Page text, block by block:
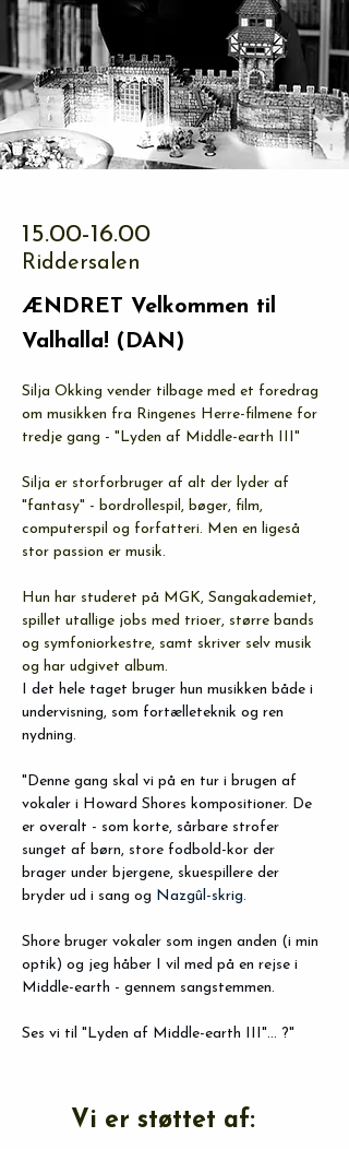
15.00-16.00
Riddersalen
ÆNDRET Velkommen til
Valhalla! (DAN)
Silja Okking vender tilbage med et foredrag
om musikken fra Ringenes Herre-filmene for
tredje gang - "Lyden af Middle-earth III"
Silja er storforbruger af alt der lyder af
"fantasy" - bordrollespil, bøger, film,
computerspil og forfatteri. Men en ligeså
stor passion er musik.
Hun har studeret på MGK, Sangakademiet,
spillet utallige jobs med trioer, større bands
og symfoniorkestre, samt skriver selv musik
og har udgivet album.
I det hele taget bruger hun musikken både i
undervisning, som fortælleteknik og ren
nydning.
"Denne gang skal vi på en tur i brugen af
vokaler i Howard Shores kompositioner. De
er overalt - som korte, sårbare strofer
sunget af børn, store fodbold-kor der
brager under bjergene, skuespillere der
bryder ud i sang og Nazgûl-skrig.
Shore bruger vokaler som ingen anden (i min
optik) og jeg håber I vil med på en rejse i
Middle-earth - gennem sangstemmen.
Ses vi til "Lyden af Middle-earth III"... ?"
Vi er støttet af: